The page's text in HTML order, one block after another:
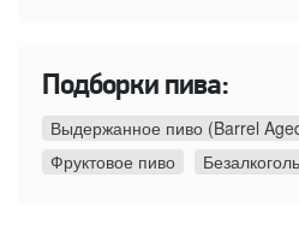
Подборки пива:
Выдержанное пиво (Barrel
Фруктовое пиво